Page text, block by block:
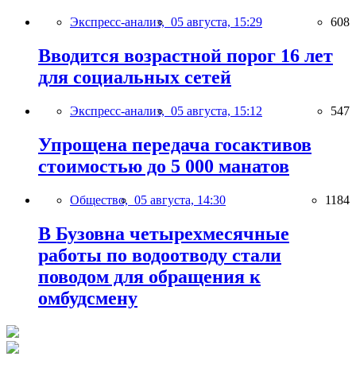
Экспресс-анализ, 05 августа, 15:29 608
Вводится возрастной порог 16 лет
для социальных сетей
Экспресс-анализ, 05 августа, 15:12 547
Упрощена передача госактивов
стоимостью до 5 000 манатов
Общество, 05 августа, 14:30 1184
В Бузовна четырехмесячные
работы по водоотводу стали
поводом для обращения к
омбудсмену